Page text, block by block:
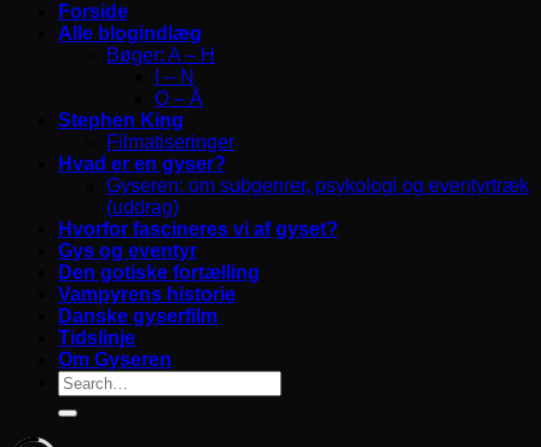
Forside
Alle blogindlæg
Bøger: A – H
I – N
O – Å
Stephen King
Filmatiseringer
Hvad er en gyser?
Gyseren: om subgenrer, psykologi og eventyrtræk
(uddrag)
Hvorfor fascineres vi af gyset?
Gys og eventyr
Den gotiske fortælling
Vampyrens historie
Danske gyserfilm
Tidslinje
Om Gyseren